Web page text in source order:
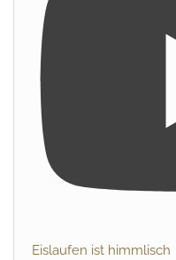
Eislaufen ist himmlisch